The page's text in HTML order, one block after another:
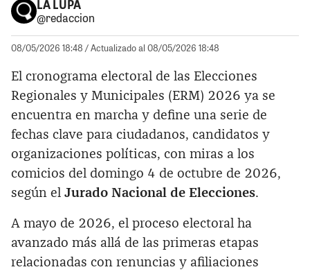
LA LUPA
@redaccion
08/05/2026 18:48 / Actualizado al 08/05/2026 18:48
El cronograma electoral de las Elecciones
Regionales y Municipales (ERM) 2026 ya se
encuentra en marcha y define una serie de
fechas clave para ciudadanos, candidatos y
organizaciones políticas, con miras a los
comicios del domingo 4 de octubre de 2026,
según el Jurado Nacional de Elecciones.
A mayo de 2026, el proceso electoral ha
avanzado más allá de las primeras etapas
relacionadas con renuncias y afiliaciones